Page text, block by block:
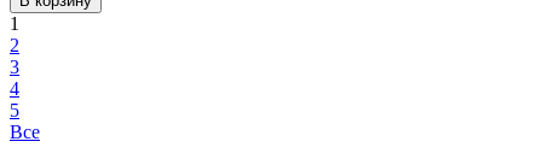
1
2
3
4
5
Все